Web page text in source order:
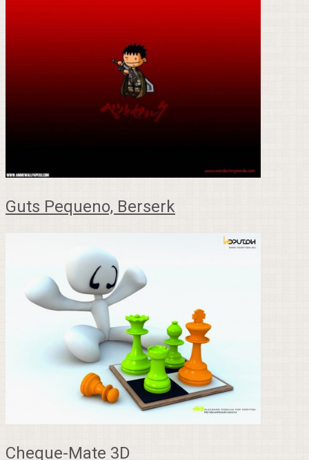
Guts Pequeno, Berserk
Cheque-Mate 3D